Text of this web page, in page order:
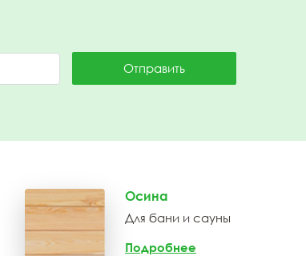
Отправить
Осина
Для бани и сауны
Подробнее